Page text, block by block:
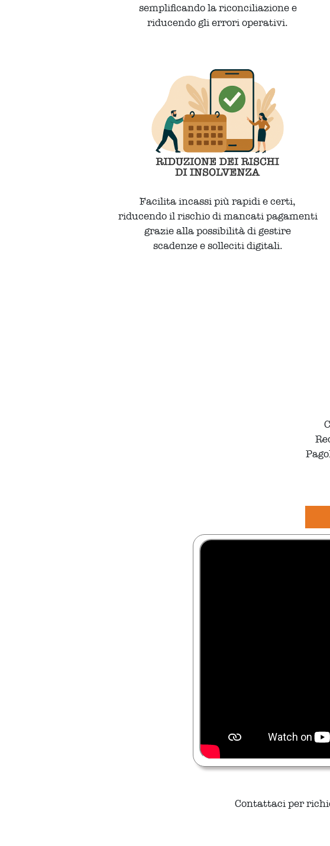
semplificando la riconciliazione e
riducendo gli errori operativi.
Facilita incassi più rapidi e certi,
riducendo il rischio di mancati pagamenti
grazie alla possibilità di gestire
scadenze e solleciti digitali.
Contattaci per